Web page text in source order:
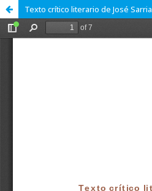
Texto crítico literario de José Sarria